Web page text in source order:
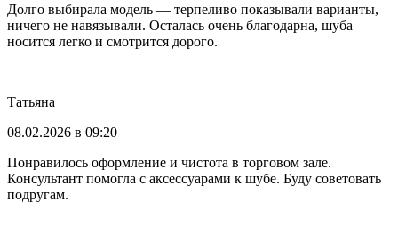
Долго выбирала модель — терпеливо показывали варианты,
ничего не навязывали. Осталась очень благодарна, шуба
носится легко и смотрится дорого.
Татьяна
08.02.2026 в 09:20
Понравилось оформление и чистота в торговом зале.
Консультант помогла с аксессуарами к шубе. Буду советовать
подругам.